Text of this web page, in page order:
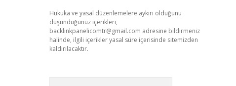
Hukuka ve yasal düzenlemelere aykırı olduğunu
düşündüğünüz içerikleri,
backlinkpanelicomtr@gmail.com adresine bildirmeniz
halinde, ilgili içerikler yasal süre içerisinde sitemizden
kaldırılacaktır.